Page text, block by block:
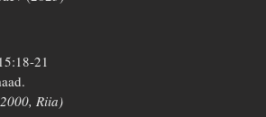
21
Riia)